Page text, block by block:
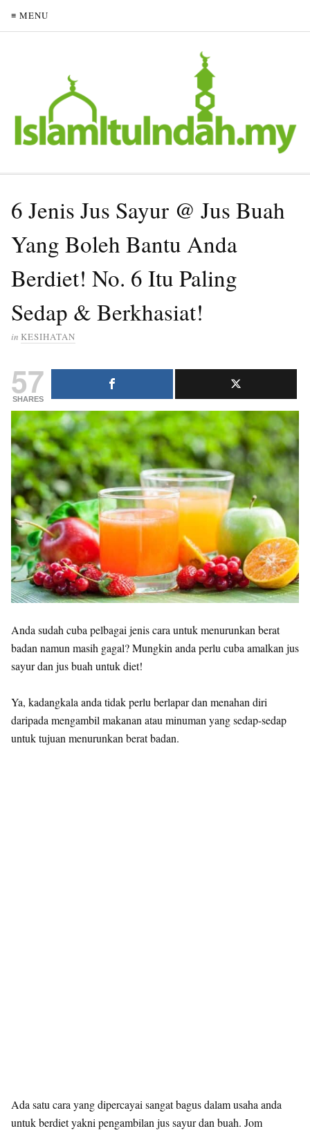
≡ MENU
6 Jenis Jus Sayur @ Jus Buah
Yang Boleh Bantu Anda
Berdiet! No. 6 Itu Paling
Sedap & Berkhasiat!
in KESIHATAN
57
SHARES
Anda sudah cuba pelbagai jenis cara untuk menurunkan berat
badan namun masih gagal? Mungkin anda perlu cuba amalkan jus
sayur dan jus buah untuk diet!
Ya, kadangkala anda tidak perlu berlapar dan menahan diri
daripada mengambil makanan atau minuman yang sedap-sedap
untuk tujuan menurunkan berat badan.
Ada satu cara yang dipercayai sangat bagus dalam usaha anda
untuk berdiet yakni pengambilan jus sayur dan buah. Jom